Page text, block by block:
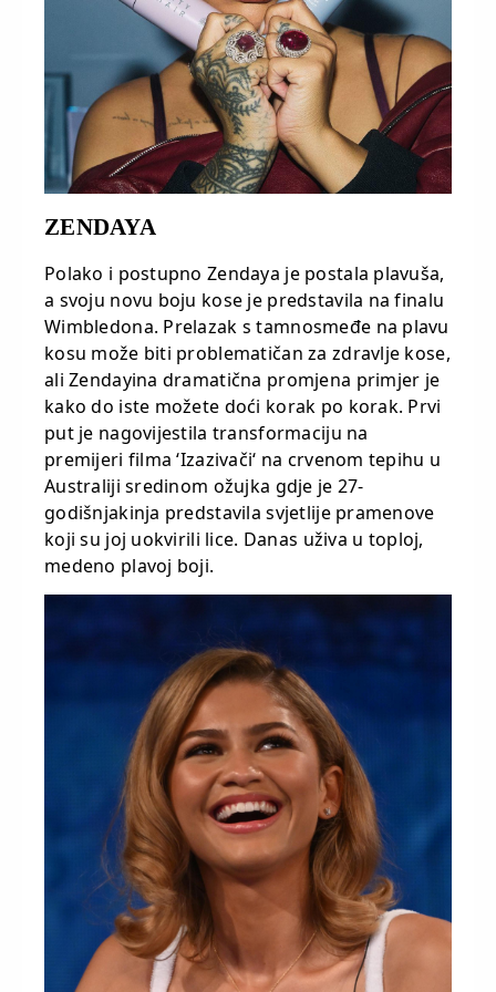
ZENDAYA
Polako i postupno Zendaya je postala plavuša,
a svoju novu boju kose je predstavila na finalu
Wimbledona. Prelazak s tamnosmeđe na plavu
kosu može biti problematičan za zdravlje kose,
ali Zendayina dramatična promjena primjer je
kako do iste možete doći korak po korak. Prvi
put je nagovijestila transformaciju na
premijeri filma ‘Izazivači‘ na crvenom tepihu u
Australiji sredinom ožujka gdje je 27-
godišnjakinja predstavila svjetlije pramenove
koji su joj uokvirili lice. Danas uživa u toploj,
medeno plavoj boji.